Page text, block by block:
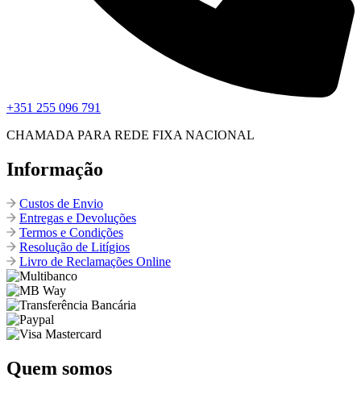
+351 255 096 791
CHAMADA PARA REDE FIXA NACIONAL
Informação
Custos de Envio
Entregas e Devoluções
Termos e Condições
Resolução de Litígios
Livro de Reclamações Online
Quem somos